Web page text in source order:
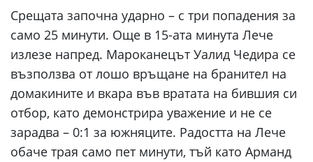
Срещата започна ударно – с три попадения за
само 25 минути. Още в 15-ата минута Лече
излезе напред. Мароканецът Уалид Чедира се
възползва от лошо връщане на бранител на
домакините и вкара във вратата на бившия си
отбор, като демонстрира уважение и не се
зарадва – 0:1 за южняците. Радостта на Лече
обаче трая само пет минути, тъй като Арманд